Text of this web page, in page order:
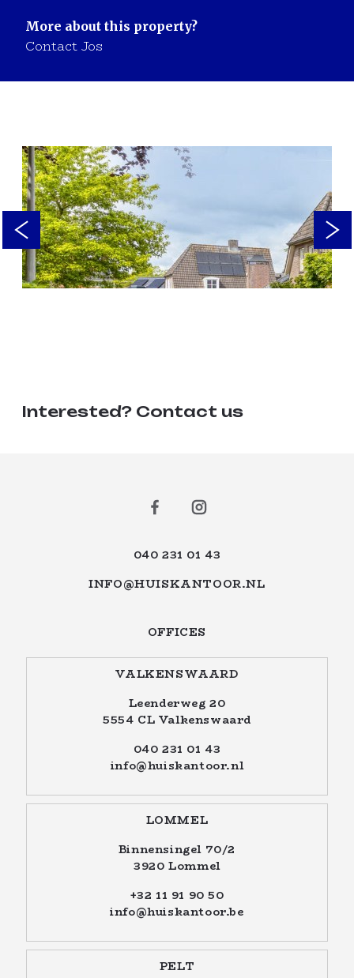
More about this property?
Contact Jos
Interested? Contact us
040 231 01 43
INFO@HUISKANTOOR.NL
OFFICES
VALKENSWAARD
Leenderweg 20
5554 CL Valkenswaard
040 231 01 43
info@huiskantoor.nl
LOMMEL
Binnensingel 70/2
3920 Lommel
+32 11 91 90 50
info@huiskantoor.be
PELT